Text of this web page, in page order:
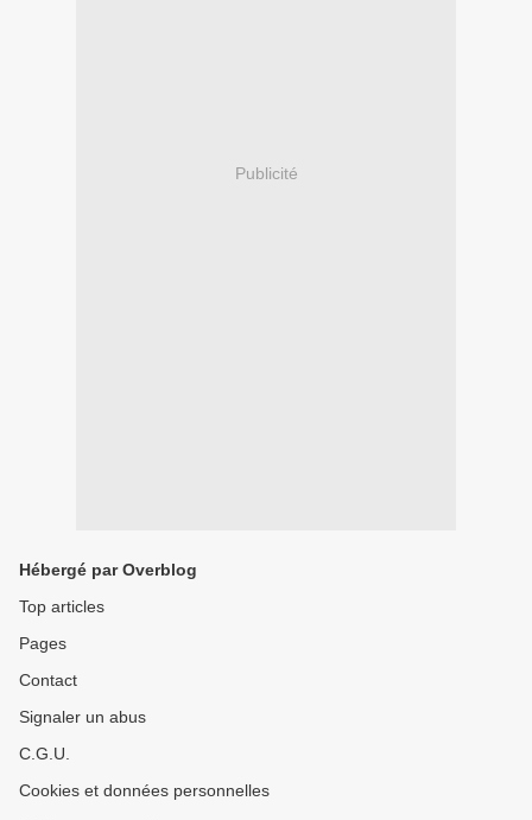
Publicité
Hébergé par Overblog
Top articles
Pages
Contact
Signaler un abus
C.G.U.
Cookies et données personnelles